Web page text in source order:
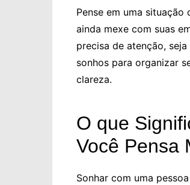
Pense em uma situação
ainda mexe com suas
precisa de atenção,
sonhos para organizar
clareza.
O que
Você Pensa
Sonhar com uma